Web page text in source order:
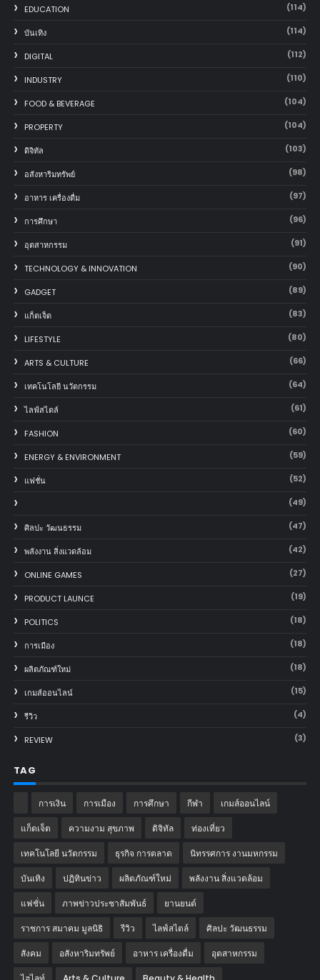
EDUCATION (114)
บันเทิง (114)
DIGITAL (112)
INDUSTRY (110)
FOOD & BEVERAGE (104)
PROPERTY (104)
ดิจิทัล (103)
อสังหาริมทรัพย์ (98)
อาหาร เครื่องดื่ม (97)
การศึกษา (96)
อุตสาหกรรม (91)
TECHNOLOGY & INNOVATION (90)
GADGET (89)
แก็ตเจ็ต (83)
LIFESTYLE (80)
ARTS & CULTURE (66)
เทคโนโลยี นวัตกรรม (64)
ไลฟ์สไตล์ (61)
FASHION (60)
ENERGY & ENVIRONMENT (59)
แฟชั่น (52)
(49)
ศิลปะ วัฒนธรรม (47)
พลังงาน สิ่งแวดล้อม (42)
ONLINE GAMES (27)
PRODUCT LAUNCE (19)
POLITICS (18)
การเมือง (18)
ผลิตภัณฑ์ใหม่ (18)
เกมส์ออนไลน์ (15)
รีวิว (4)
REVIEW (3)
TAG
การเงิน การเมือง การศึกษา กีฬา เกมส์ออนไลน์
แก็ตเจ็ต ความงาม สุขภาพ ดิจิทัล ท่องเที่ยว
เทคโนโลยี นวัตกรรม ธุรกิจ การตลาด นิทรรศการ งานมหกรรม
บันเทิง ปฏิทินข่าว ผลิตภัณฑ์ใหม่ พลังงาน สิ่งแวดล้อม
แฟชั่น ภาพข่าวประชาสัมพันธ์ ‎ยานยนต์‎
ราชการ สมาคม มูลนิธิ รีวิว ไลฟ์สไตล์ ศิลปะ วัฒนธรรม
สังคม อสังหาริมทรัพย์ อาหาร เครื่องดื่ม อุตสาหกรรม